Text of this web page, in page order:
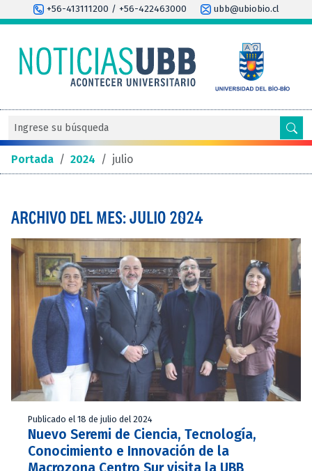
+56-413111200 / +56-422463000 ubb@ubiobio.cl
Portada / 2024 / julio
ARCHIVO DEL MES: JULIO 2024
Publicado el 18 de julio del 2024
Nuevo Seremi de Ciencia, Tecnología,
Conocimiento e Innovación de la
Macrozona Centro Sur visita la UBB